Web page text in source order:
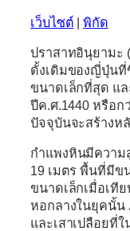
เว็บไซต์ |พิกัด
ปราสาทอินุยามะ
ดั้งเดิมของญี่ปุ่นที่
ขนาดเล็กที่สุด แ
ปีค.ศ.1440 หรือก
ปัจจุบันจะสร้างห
กำแพงหินมีความ
19 เมตร พื้นที่มีข
ขนาดเล็กเมื่อเที
หอกลางในยุคนั้น
และเสาเปลือยที่